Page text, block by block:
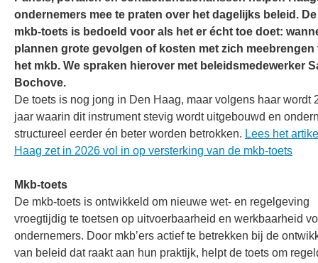
ondernemers mee te praten over het dagelijks beleid. De
mkb‑toets is bedoeld voor als het er écht toe doet:
plannen grote gevolgen of kosten met zich meebrengen
het mkb. We spraken hierover met beleidsmedewerker
Bochove.
De toets is nog jong in Den Haag, maar volgens haar wordt
jaar waarin dit instrument stevig wordt uitgebouwd en
structureel eerder én beter worden betrokken. Lees het
Haag zet in 2026 vol in op versterking van de mkb‑toets
Mkb-toets
De mkb‑toets is ontwikkeld om nieuwe wet- en regelgeving
vroegtijdig te toetsen op uitvoerbaarheid en werkbaarheid
ondernemers. Door mkb’ers actief te betrekken bij de
van beleid dat raakt aan hun praktijk, helpt de toets om